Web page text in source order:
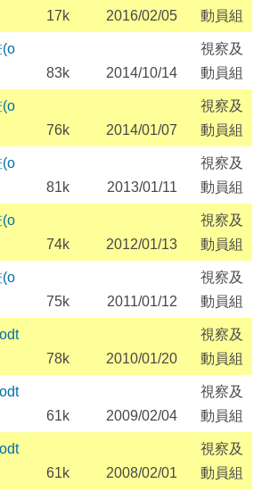
17k 2016/02/05
動員組
(o
83k 2014/10/14
視察及
動員組
(o
76k 2014/01/07
視察及
動員組
(o
81k 2013/01/11
視察及
動員組
(o
74k 2012/01/13
視察及
動員組
(o
75k 2011/01/12
視察及
動員組
78k 2010/01/20
視察及
動員組
61k 2009/02/04
視察及
動員組
61k 2008/02/01
視察及
動員組